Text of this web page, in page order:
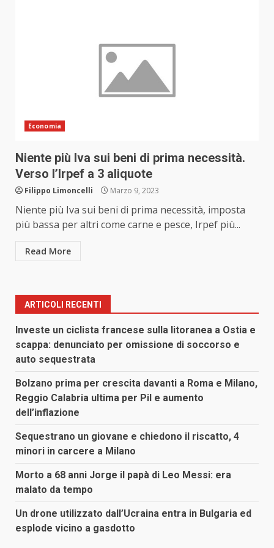
Economia
Niente più Iva sui beni di prima necessità.
Verso l’Irpef a 3 aliquote
Filippo Limoncelli Marzo 9, 2023
Niente più Iva sui beni di prima necessità, imposta
più bassa per altri come carne e pesce, Irpef più...
Read More
ARTICOLI RECENTI
Investe un ciclista francese sulla litoranea a Ostia e
scappa: denunciato per omissione di soccorso e
auto sequestrata
Bolzano prima per crescita davanti a Roma e Milano,
Reggio Calabria ultima per Pil e aumento
dell’inflazione
Sequestrano un giovane e chiedono il riscatto, 4
minori in carcere a Milano
Morto a 68 anni Jorge il papà di Leo Messi: era
malato da tempo
Un drone utilizzato dall’Ucraina entra in Bulgaria ed
esplode vicino a gasdotto